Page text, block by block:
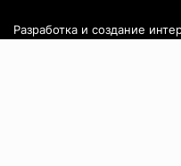
Разработка и создание